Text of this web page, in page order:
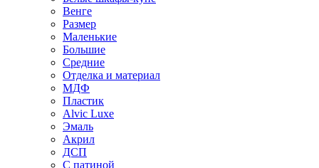
Венге
Размер
Маленькие
Большие
Средние
Отделка и материал
МДФ
Пластик
Alvic Luxe
Эмаль
Акрил
ДСП
С патиной